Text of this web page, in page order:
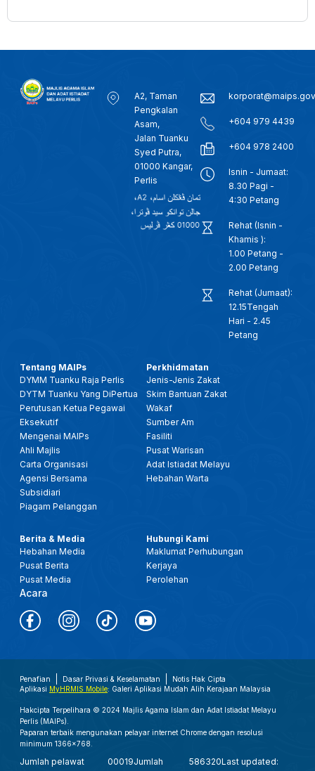
A2, Taman
Pengkalan
Asam,
Jalan Tuanku
Syed Putra,
01000 Kangar,
Perlis
+604 979 4439
+604 978 2400
Isnin - Jumaat:
8.30 Pagi -
4:30 Petang
Rehat (Isnin -
Khamis ):
1.00 Petang -
2.00 Petang
Rehat (Jumaat):
12.15Tengah
Hari - 2.45
Petang
Tentang MAIPs
DYMM Tuanku Raja Perlis
DYTM Tuanku Yang DiPertua
Perutusan Ketua Pegawai
Eksekutif
Mengenai MAIPs
Ahli Majlis
Carta Organisasi
Agensi Bersama
Subsidiari
Piagam Pelanggan
Perkhidmatan
Jenis-Jenis Zakat
Skim Bantuan Zakat
Wakaf
Sumber Am
Fasiliti
Pusat Warisan
Adat Istiadat Melayu
Hebahan Warta
Berita & Media
Hebahan Media
Pusat Berita
Pusat Media
Acara
Hubungi Kami
Maklumat Perhubungan
Kerjaya
Perolehan
Penafian Dasar Privasi & Keselamatan
Notis Hak Cipta
Aplikasi MyHRMIS Mobile: Galeri Aplikasi Mudah Alih Kerajaan Malaysia
Hakcipta Terpelihara © 2024 Majlis Agama Islam dan Adat Istiadat Melayu
Perlis (MAIPs).
Paparan terbaik mengunakan pelayar internet Chrome dengan resolusi
minimum 1366x768.
Jumlah pelawat
00019Jumlah
586320Last updated: